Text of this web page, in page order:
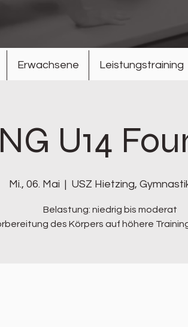
Erwachsene Leistungstraining
U14
Mi., 06. Mai
  |
USZ Hietzing,
Belastung: niedrig bis moderat
des Körpers auf höhere